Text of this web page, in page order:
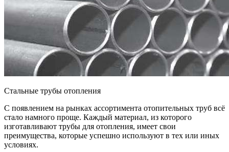
Стальные трубы отопления
С появлением на рынках ассортимента отопительных труб всё
стало намного проще. Каждый материал, из которого
изготавливают трубы для отопления, имеет свои
преимущества, которые успешно используют в тех или иных
условиях.